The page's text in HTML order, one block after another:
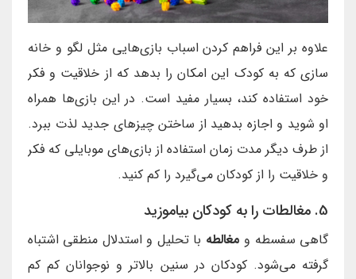
علاوه بر این فراهم کردن اسباب بازی‌هایی مثل لگو و خانه
سازی که به کودک این امکان را بدهد که از خلاقیت و فکر
خود استفاده کند، بسیار مفید است. در این بازی‌ها همراه
او شوید و اجازه بدهید از ساختن چیزهای جدید لذت ببرد.
از طرف دیگر مدت زمان استفاده از بازی‌های موبایلی که فکر
و خلاقیت را از کودکان می‌گیرد را کم کنید.
5. مغالطات را به کودکان بیاموزید
گاهی سفسطه و مغالطه با تحلیل و استدلال منطقی اشتباه
گرفته می‌شود. کودکان در سنین بالاتر و نوجوانان کم کم